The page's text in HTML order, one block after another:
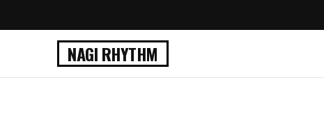
NAGI RHYTHM